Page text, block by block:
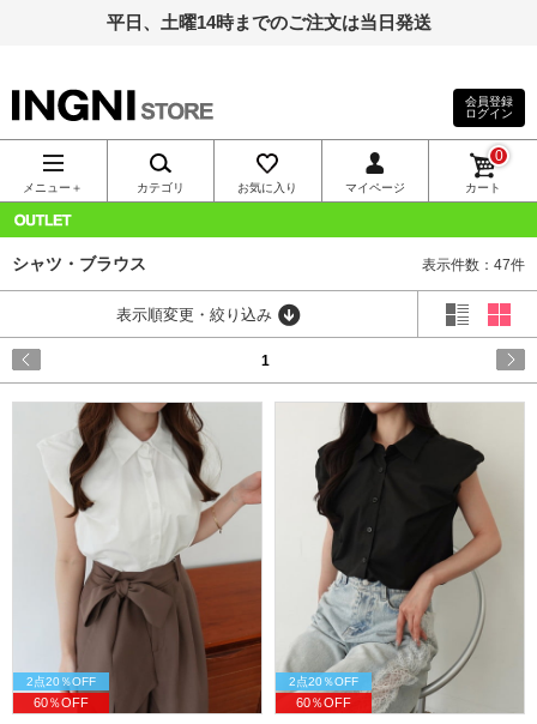
平日、土曜14時までのご注文は当日発送
INGNI（イン
グ）公式通
販｜INGNI
STORE
会員登録
ログイン
メニュー＋ カテゴリ お気に入り マイページ カート
0
シャツ・ブラウス 表示件数：47件
表示順変更・絞り込み
1
2点20％OFF
60％OFF
2点20％OFF
60％OFF